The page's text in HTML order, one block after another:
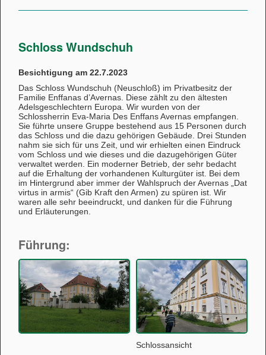
Schloss Wundschuh
Besichtigung am 22.7.2023
Das Schloss Wundschuh (Neuschloß) im Privatbesitz der
Familie Enffanas d’Avernas. Diese zählt zu den ältesten
Adelsgeschlechtern Europa. Wir wurden von der
Schlossherrin Eva-Maria Des Enffans Avernas empfangen.
Sie führte unsere Gruppe bestehend aus 15 Personen durch
das Schloss und die dazu gehörigen Gebäude. Drei Stunden
nahm sie sich für uns Zeit, und wir erhielten einen Eindruck
vom Schloss und wie dieses und die dazugehörigen Güter
verwaltet werden. Ein moderner Betrieb, der sehr bedacht
auf die Erhaltung der vorhandenen Kulturgüter ist. Bei dem
im Hintergrund aber immer der Wahlspruch der Avernas „Dat
virtus in armis“ (Gib Kraft den Armen) zu spüren ist. Wir
waren alle sehr beeindruckt, und danken für die Führung
und Erläuterungen.
Führung:
Schlossansicht